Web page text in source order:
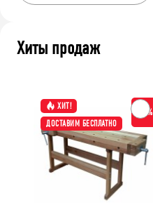
Хиты продаж
ХИТ!
ДОСТАВИМ БЕСПЛАТНО
-15%